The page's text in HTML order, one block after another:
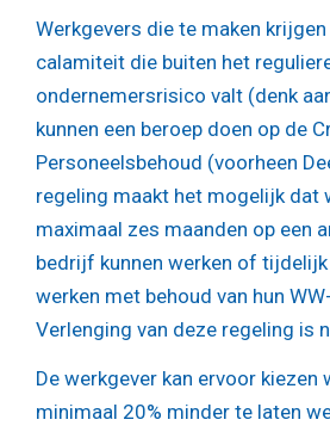
Werkgevers die te maken
calamiteit die buiten het
ondernemersrisico valt (denk
kunnen een beroep doen op de
Personeelsbehoud (voorheen
regeling maakt het mogelijk dat
maximaal zes maanden op een
bedrijf kunnen werken of
werken met behoud van hun
Verlenging van deze regeling is
De werkgever kan ervoor kiezen
minimaal 20% minder te laten